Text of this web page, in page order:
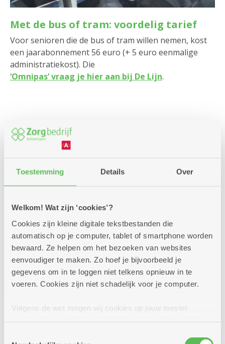
Toestemming Details Over
Welkom! Wat zijn ‘cookies’?
Cookies zijn kleine digitale tekstbestanden die
automatisch op je computer, tablet of smartphone worden
bewaard. Ze helpen om het bezoeken van websites
eenvoudiger te maken. Zo hoef je bijvoorbeeld je
gegevens om in te loggen niet telkens opnieuw in te
voeren. Cookies zijn niet schadelijk voor je computer.
Volgens de wet mogen wij cookies op jouw toestel
Met de bus of tram: voordelig tarief
Voor senioren die de bus of tram willen nemen, kost
een jaarabonnement 56 euro (+ 5 euro eenmalige
administratiekost). Die
‘Omnipas’ vraag je hier aan bij De Lijn.
Een premie of andere
financiële steun?
Interesse of vragen? We helpen je graag bij jouw